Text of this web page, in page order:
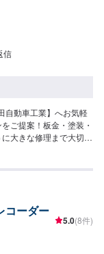
信
自動車工業】へお気軽
ご提案！板金・塗装・
大きな修理まで大切な
お問い合わせ下さい。
合がございます。予
しています。お車の作
にご負担いただいてお
コーダー
5.0(8件)